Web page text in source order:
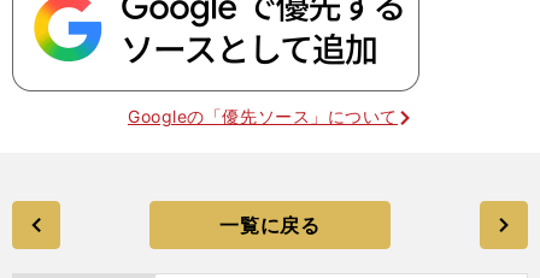
Googleの「優先ソース」について
一覧に戻る